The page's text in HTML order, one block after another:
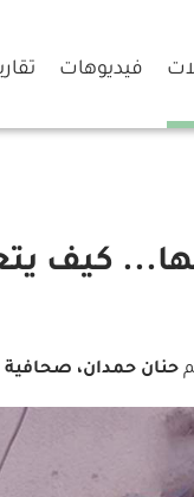
فيديوهات
كيف
حنان حمدان، صحافية